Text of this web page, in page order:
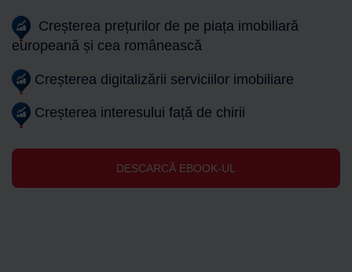
Creșterea prețurilor de pe piața imobiliară
europeană și cea românească
Creșterea digitalizării serviciilor imobiliare
Creșterea interesului față de chirii
DESCARCĂ EBOOK-UL